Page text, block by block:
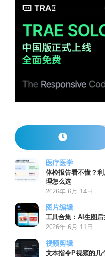
医疗医学
体检报告看不懂？
理怎么选
2026年 6月 14日
图片编辑
工具合集：AI生图
2026年 6月 11日
视频剪辑
文本指令P视频的几